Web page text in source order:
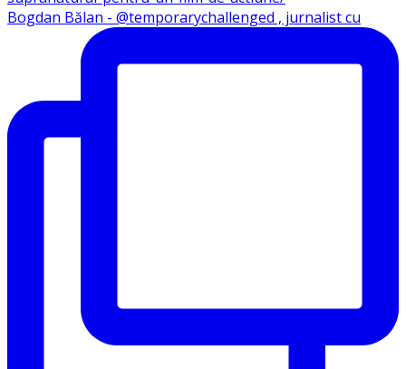
Bogdan Bălan - @temporarychallenged , jurnalist cu